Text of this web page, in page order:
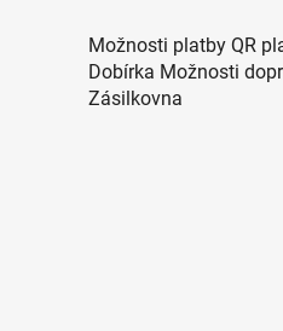
Možnosti platby QR
Dobírka Možnosti
Zásilkovna